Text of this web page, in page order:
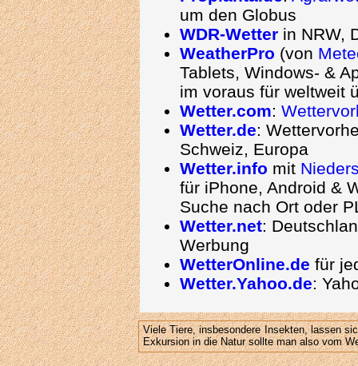
um den Globus
WDR-Wetter in NRW,
WeatherPro (von
Tablets, Windows- &
im voraus für weltweit
Wetter.com:
Wetter.de:
Schweiz, Europa
Wetter.info mit
für iPhone, Android &
Suche nach Ort oder
Wetter.net:
Werbung
WetterOnline.de für
Wetter.Yahoo.de:
Viele Tiere, insbesondere Insekten, lassen
Exkursion in die Natur sollte man also vom